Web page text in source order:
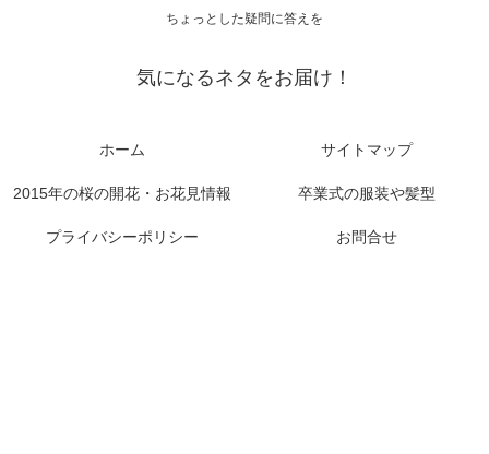
ちょっとした疑問に答えを
気になるネタをお届け！
ホーム サイトマップ
2015年の桜の開花・お花見情報 卒業式の服装や髪型
プライバシーポリシー お問合せ